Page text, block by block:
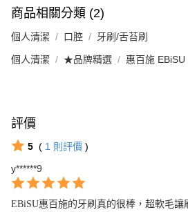
商品相關分類 (2)
個人清潔 口腔 牙刷/舌苔刷
個人清潔 ★品牌精選 惠百施 EBiSU
評價
5 ( 1 則評價 )
y******9
EBiSU惠百施的牙刷真的很棒，超軟毛